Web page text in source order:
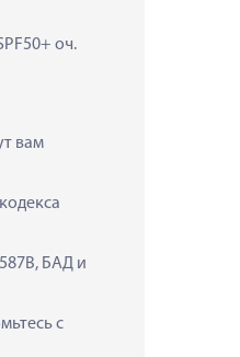
оч.
вам
БАД и
с